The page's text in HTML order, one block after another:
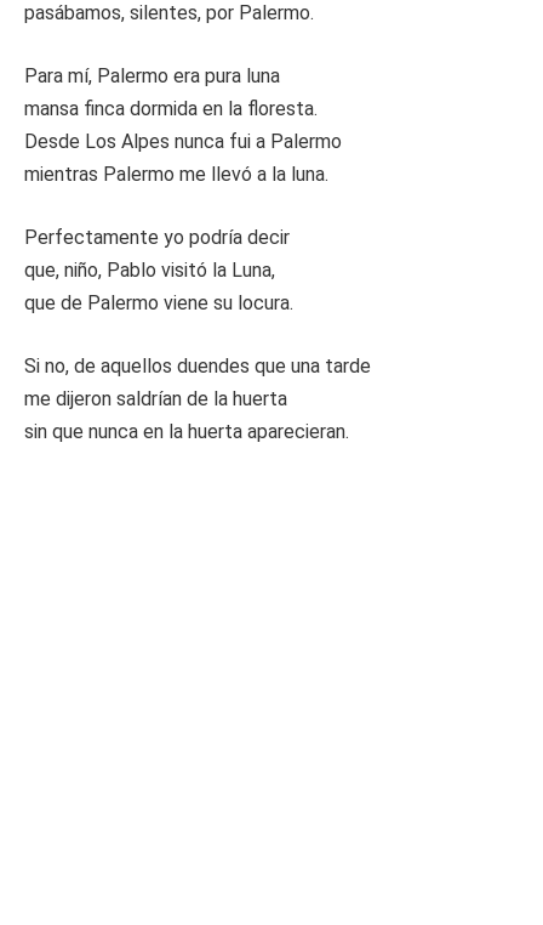
pasábamos, silentes, por Palermo.
Para mí, Palermo era pura luna
mansa finca dormida en la floresta.
Desde Los Alpes nunca fui a Palermo
mientras Palermo me llevó a la luna.
Perfectamente yo podría decir
que, niño, Pablo visitó la Luna,
que de Palermo viene su locura.
Si no, de aquellos duendes que una tarde
me dijeron saldrían de la huerta
sin que nunca en la huerta aparecieran.